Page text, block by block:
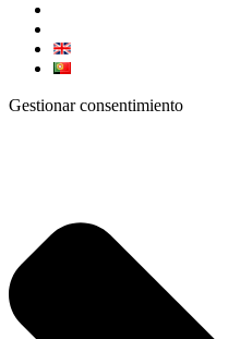
Gestionar consentimiento